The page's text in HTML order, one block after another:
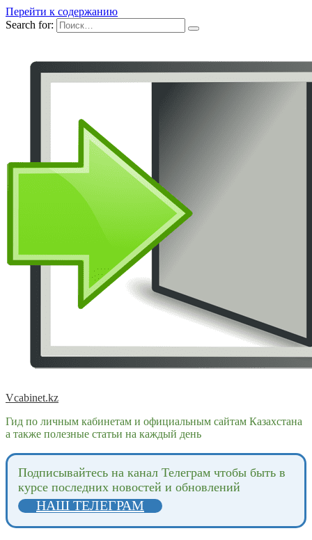
Перейти к содержанию
Search for:
Vcabinet.kz
Гид по личным кабинетам и официальным сайтам Казахстана
а также полезные статьи на каждый день
Подпиcывайтесь на канал Телеграм чтобы быть в
курсе последних новостей и обновлений
НАШ ТЕЛЕГРАМ